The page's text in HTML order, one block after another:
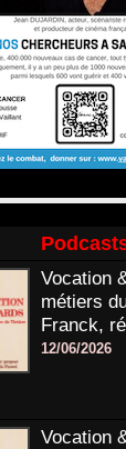
Vocation
métiers
Franck,
12/06/2026
Vocation